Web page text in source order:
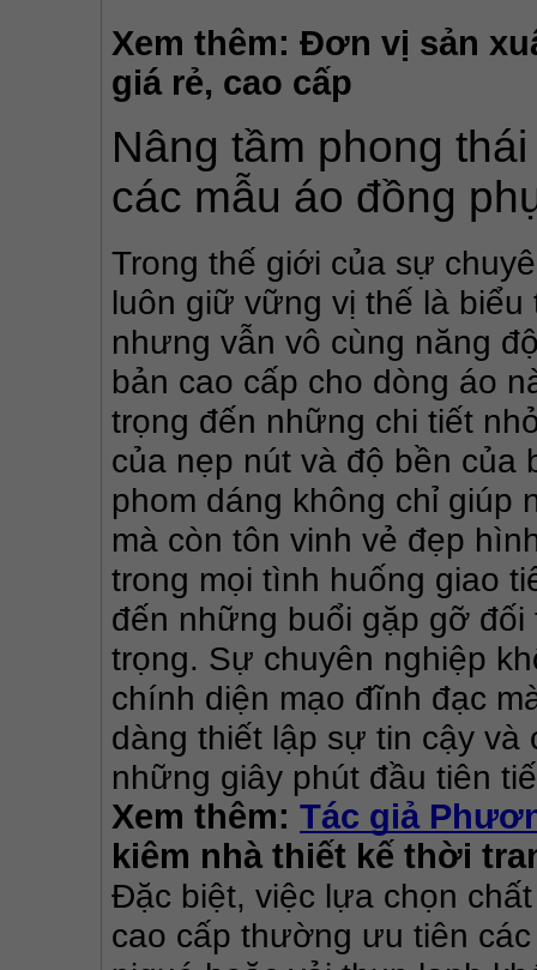
Xem thêm: Đơn vị sản
giá rẻ, cao cấp
Nâng tầm phong
các mẫu áo đồng
Trong thế giới của sự
luôn giữ vững vị thế là
nhưng vẫn vô cùng năng
bản cao cấp cho dòng áo
trọng đến những chi tiết
của nẹp nút và độ bền của
phom dáng không chỉ giúp
mà còn tôn vinh vẻ đẹp
trong mọi tình huống giao
đến những buổi gặp gỡ
trọng. Sự chuyên nghiệp
chính diện mạo đĩnh đạc
dàng thiết lập sự tin cậy
những giây phút đầu tiên
Xem thêm: Tác giả
kiêm nhà thiết kế thời
Đặc biệt, việc lựa chọn
cao cấp thường ưu tiên